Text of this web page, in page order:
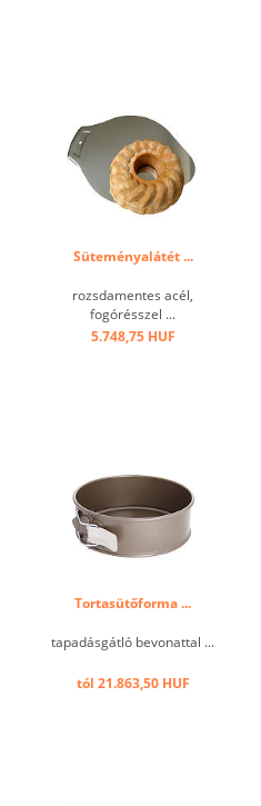
Süteményalátét ...
rozsdamentes acél,
fogórésszel ...
5.748,75 HUF
Tortasütőforma ...
tapadásgátló bevonattal ...
tól 21.863,50 HUF